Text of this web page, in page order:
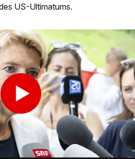
US-Ultimatums.